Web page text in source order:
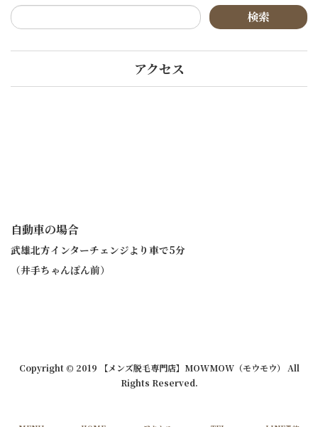
アクセス
自動車の場合
武雄北方インターチェンジより車で5分
（井手ちゃんぽん前）
Copyright © 2019 【メンズ脱毛専門店】MOWMOW（モウモウ） All
Rights Reserved.